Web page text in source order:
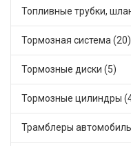
Тормозная система (20)
Тормозные диски (5)
Тормозные цилиндры